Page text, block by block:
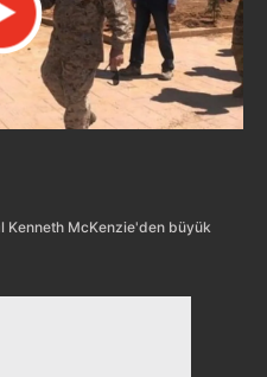
Kenneth McKenzie'den büyük